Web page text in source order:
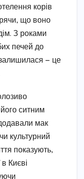
корів
що воно
З роками
печей до
— це
ситним
мак
культурний
показують,
в Києві